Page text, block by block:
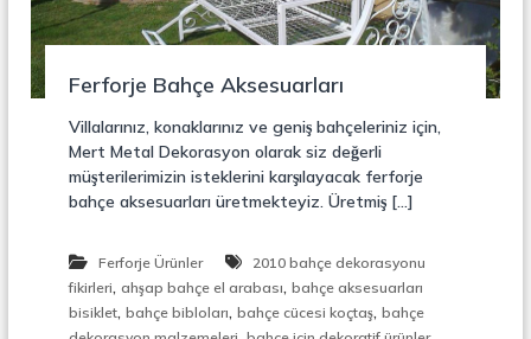
o
n
r
ü
k
i
o
n
,
Ç
i
k
M
Ferforje Bahçe Aksesuarları
Villalarınız, konaklarınız ve geniş bahçeleriniz için,
Mert Metal Dekorasyon olarak siz değerli
müşterilerimizin isteklerini karşılayacak ferforje
bahçe aksesuarları üretmekteyiz. Üretmiş […]
Ferforje Ürünler
2010 bahçe dekorasyonu
fikirleri, ahşap bahçe el arabası, bahçe aksesuarları
bisiklet, bahçe bibloları, bahçe cücesi koçtaş, bahçe